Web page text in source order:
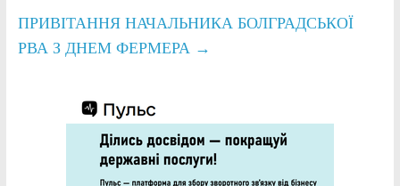
ПРИВІТАННЯ НАЧАЛЬНИКА БОЛГРАДСЬКОЇ
РВА З ДНЕМ ФЕРМЕРА →